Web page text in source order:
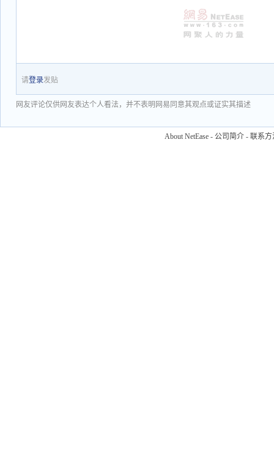
请登录发贴
网友评论仅供网友表达个人看法，并不表明网易同意其观点或证实其描述
About NetEase - 公司简介 - 联系方